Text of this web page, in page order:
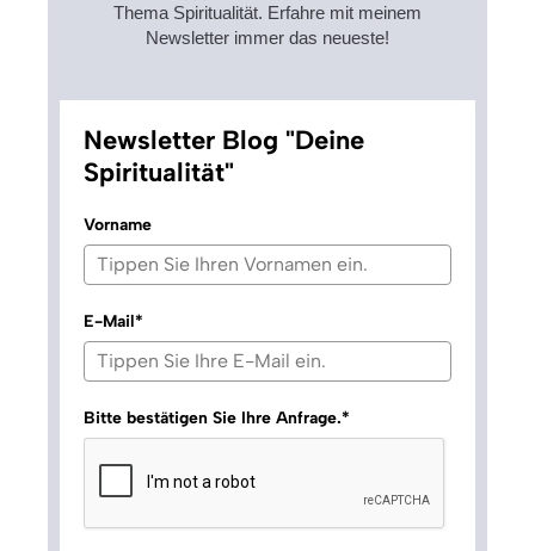
Thema Spiritualität. Erfahre mit meinem
Newsletter immer das neueste!
Newsletter Blog "Deine
Spiritualität"
Vorname
E-Mail*
Bitte bestätigen Sie Ihre Anfrage.*